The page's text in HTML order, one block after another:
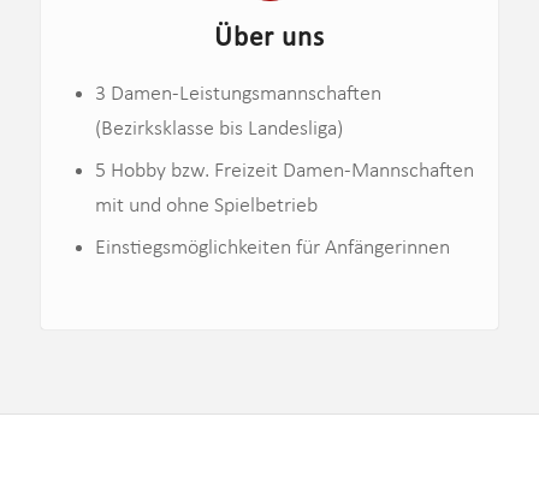
Über uns
3 Damen-Leistungsmannschaften
(Bezirksklasse bis Landesliga)
5 Hobby bzw. Freizeit Damen-Mannschaften
mit und ohne Spielbetrieb
Einstiegsmöglichkeiten für Anfängerinnen